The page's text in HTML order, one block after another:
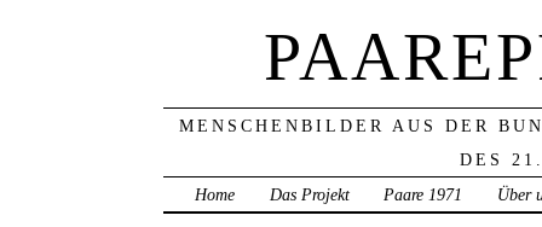
MENSCHENBILDER AUS DER
DES
Home
Das Projekt Paare 1971 Über